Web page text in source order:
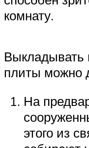
комнату.
Выкладывать
плиты можно
На
этого из